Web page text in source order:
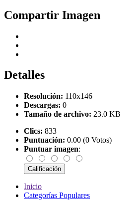
Compartir Imagen
Detalles
Resolución: 110x146
Descargas: 0
Tamaño de archivo: 23.0 KB
Clics: 833
Puntuación: 0.00 (0 Votos)
Puntuar imagen:
Inicio
Categorías Populares